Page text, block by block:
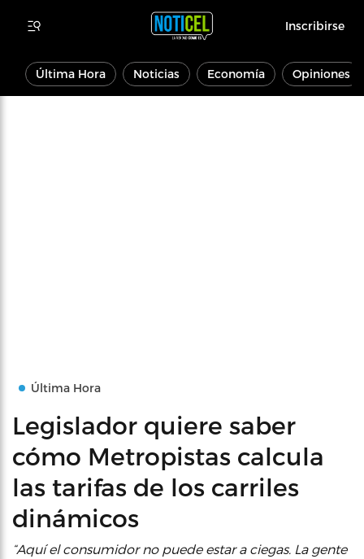
Inscribirse
Última Hora Noticias Economía Opiniones
Última Hora
Legislador quiere saber
cómo Metropistas calcula
las tarifas de los carriles
dinámicos
“Aquí el consumidor no puede estar a ciegas. La gente